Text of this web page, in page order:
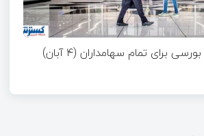
برای تمام سهامداران (۴ آبان)